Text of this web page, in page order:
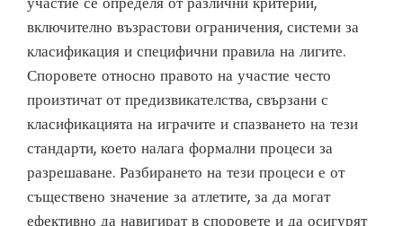
включително възрастови ограничения, системи за
класификация и специфични правила на лигите.
Споровете относно правото на участие често
произтичат от предизвикателства, свързани с
класификацията на играчите и спазването на тези
стандарти, което налага формални процеси за
разрешаване. Разбирането на тези процеси е от
съществено значение за атлетите, за да могат
ефективно да навигират в споровете и да осигурят